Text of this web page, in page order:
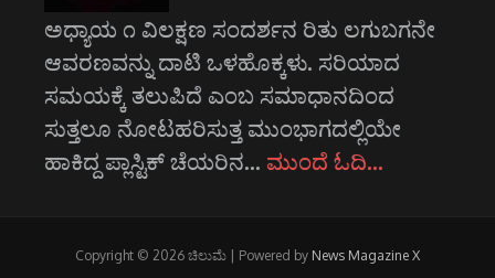
ಅಧ್ಯಾಯ ೧ ವಿಲಕ್ಷಣ ಸಂದರ್ಶನ ರಿತು ಲಗುಬಗನೇ
ಆವರಣವನ್ನು ದಾಟಿ ಒಳಹೊಕ್ಕಳು. ಸರಿಯಾದ
ಸಮಯಕ್ಕೆ ತಲುಪಿದೆ ಎಂಬ ಸಮಾಧಾನದಿಂದ
ಸುತ್ತಲೂ ನೋಟಹರಿಸುತ್ತ ಮುಂಭಾಗದಲ್ಲಿಯೇ
ಹಾಕಿದ್ದ ಪ್ಲಾಸ್ಟಿಕ್ ಚೆಯರಿನ… ಮುಂದೆ ಓದಿ…
Copyright © 2026 ಚಿಲುಮೆ | Powered by News Magazine X